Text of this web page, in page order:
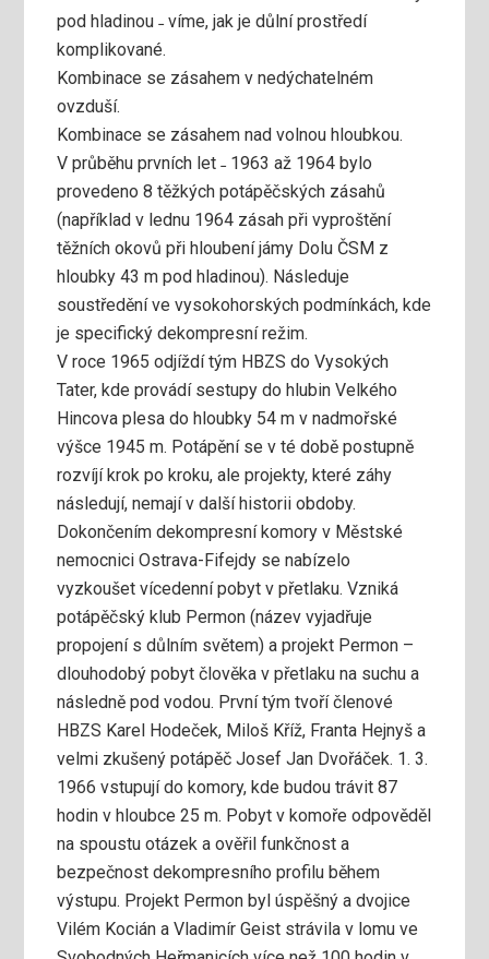
pod hladinou ˗ víme, jak je důlní prostředí
komplikované.
Kombinace se zásahem v nedýchatelném
ovzduší.
Kombinace se zásahem nad volnou hloubkou.
V průběhu prvních let ˗ 1963 až 1964 bylo
provedeno 8 těžkých potápěčských zásahů
(například v lednu 1964 zásah při vyproštění
těžních okovů při hloubení jámy Dolu ČSM z
hloubky 43 m pod hladinou). Následuje
soustředění ve vysokohorských podmínkách, kde
je specifický dekompresní režim.
V roce 1965 odjíždí tým HBZS do Vysokých
Tater, kde provádí sestupy do hlubin Velkého
Hincova plesa do hloubky 54 m v nadmořské
výšce 1945 m. Potápění se v té době postupně
rozvíjí krok po kroku, ale projekty, které záhy
následují, nemají v další historii obdoby.
Dokončením dekompresní komory v Městské
nemocnici Ostrava-Fifejdy se nabízelo
vyzkoušet vícedenní pobyt v přetlaku. Vzniká
potápěčský klub Permon (název vyjadřuje
propojení s důlním světem) a projekt Permon –
dlouhodobý pobyt člověka v přetlaku na suchu a
následně pod vodou. První tým tvoří členové
HBZS Karel Hodeček, Miloš Kříž, Franta Hejnyš a
velmi zkušený potápěč Josef Jan Dvořáček. 1. 3.
1966 vstupují do komory, kde budou trávit 87
hodin v hloubce 25 m. Pobyt v komoře odpověděl
na spoustu otázek a ověřil funkčnost a
bezpečnost dekompresního profilu během
výstupu. Projekt Permon byl úspěšný a dvojice
Vilém Kocián a Vladimír Geist strávila v lomu ve